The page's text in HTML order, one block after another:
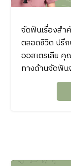
จัดฟันเรื่องสำ
ตลอดชีวิต ปรึ
ออสเตรเลีย
ทางด้านจัดฟัน